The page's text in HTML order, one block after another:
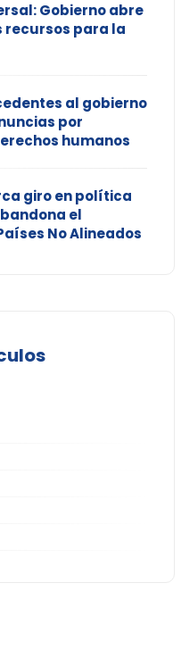
Gobierno abre
recursos para la
al gobierno
por
humanos
giro en política
el
No Alineados